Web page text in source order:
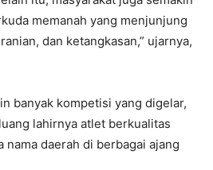
memanah yang menjunjung
dan ketangkasan,” ujarnya,
banyak kompetisi yang digelar,
lahirnya atlet berkualitas
nama daerah di berbagai ajang